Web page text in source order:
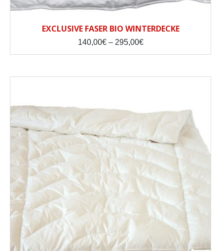
EXCLUSIVE FASER BIO WINTERDECKE
140,00€ – 295,00€Price
295,00€